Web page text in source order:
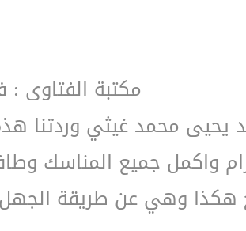
مكتبة الفتاوى
محمد غيثي وردتنا
واكمل جميع المناسك
هكذا وهي عن طريقة